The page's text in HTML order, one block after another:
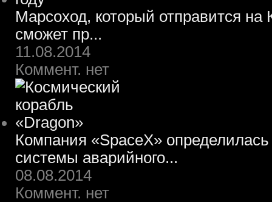
Марсоход, который отправится на
сможет пр...
11.08.2014
Коммент. нет
Компания «SpaceX»
системы аварийного...
08.08.2014
Коммент. нет